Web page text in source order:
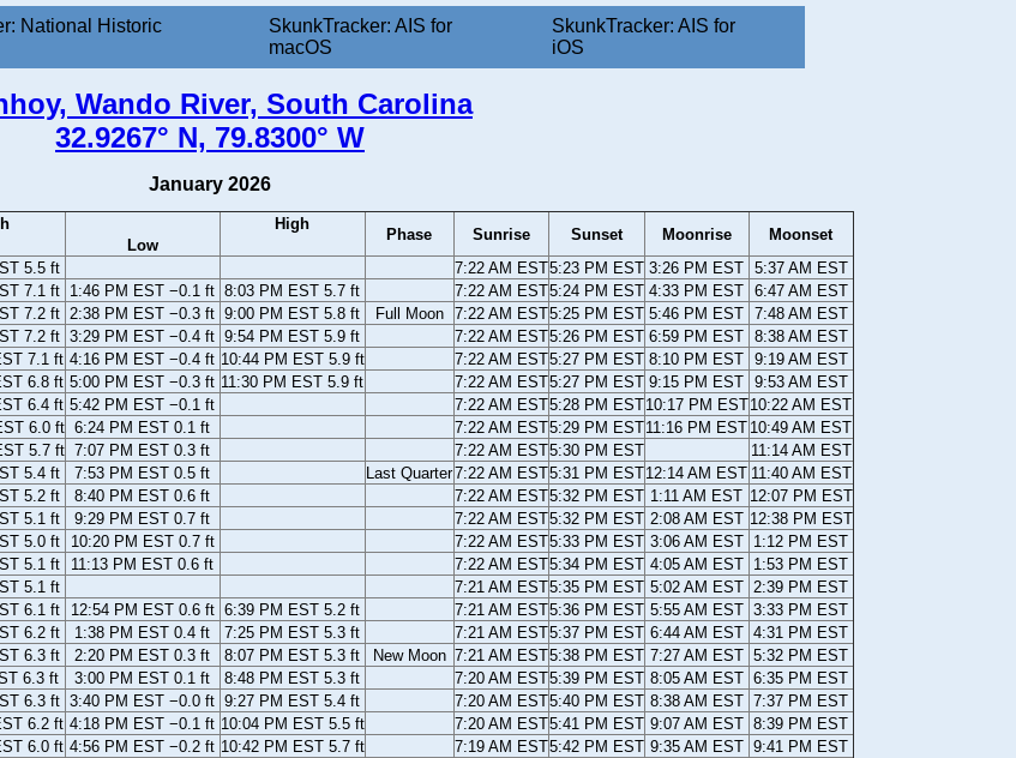
National Historic
SkunkTracker: AIS for
macOS
SkunkTracker: AIS for
iOS
Wando River, South Carolina
32.9267° N, 79.8300° W
January 2026
Low
High
Phase Sunrise Sunset Moonrise
Moonset
5.5 ft 7:22 AM EST5:23 PM EST 3:26 PM EST 5:37 AM EST
7.1 ft 1:46 PM EST −0.1 ft 8:03 PM EST 5.7 ft 7:22 AM EST5:24 PM EST 4:33 PM EST 6:47 AM EST
7.2 ft 2:38 PM EST −0.3 ft 9:00 PM EST 5.8 ft Full Moon 7:22 AM EST5:25 PM EST 5:46 PM EST 7:48 AM EST
7.2 ft 3:29 PM EST −0.4 ft 9:54 PM EST 5.9 ft 7:22 AM EST5:26 PM EST 6:59 PM EST 8:38 AM EST
7.1 ft 4:16 PM EST −0.4 ft 10:44 PM EST 5.9 ft 7:22 AM EST5:27 PM EST 8:10 PM EST 9:19 AM EST
6.8 ft 5:00 PM EST −0.3 ft 11:30 PM EST 5.9 ft 7:22 AM EST5:27 PM EST 9:15 PM EST 9:53 AM EST
6.4 ft 5:42 PM EST −0.1 ft 7:22 AM EST5:28 PM EST10:17 PM EST10:22 AM EST
6.0 ft 6:24 PM EST 0.1 ft 7:22 AM EST5:29 PM EST11:16 PM EST 10:49 AM EST
5.7 ft 7:07 PM EST 0.3 ft 7:22 AM EST5:30 PM EST
11:14 AM EST
5.4 ft 7:53 PM EST 0.5 ft Last Quarter7:22 AM EST5:31 PM EST12:14 AM EST 11:40 AM EST
5.2 ft 8:40 PM EST 0.6 ft 7:22 AM EST5:32 PM EST 1:11 AM EST 12:07 PM EST
5.1 ft 9:29 PM EST 0.7 ft 7:22 AM EST5:32 PM EST 2:08 AM EST 12:38 PM EST
5.0 ft 10:20 PM EST 0.7 ft 7:22 AM EST5:33 PM EST 3:06 AM EST
1:12 PM EST
5.1 ft 11:13 PM EST 0.6 ft 7:22 AM EST5:34 PM EST 4:05 AM EST
1:53 PM EST
5.1 ft 7:21 AM EST5:35 PM EST 5:02 AM EST 2:39 PM EST
6.1 ft 12:54 PM EST 0.6 ft 6:39 PM EST 5.2 ft 7:21 AM EST5:36 PM EST 5:55 AM EST 3:33 PM EST
6.2 ft 1:38 PM EST 0.4 ft 7:25 PM EST 5.3 ft 7:21 AM EST5:37 PM EST 6:44 AM EST 4:31 PM EST
6.3 ft 2:20 PM EST 0.3 ft 8:07 PM EST 5.3 ft New Moon 7:21 AM EST5:38 PM EST 7:27 AM EST 5:32 PM EST
6.3 ft 3:00 PM EST 0.1 ft 8:48 PM EST 5.3 ft 7:20 AM EST5:39 PM EST 8:05 AM EST 6:35 PM EST
6.3 ft 3:40 PM EST −0.0 ft 9:27 PM EST 5.4 ft 7:20 AM EST5:40 PM EST 8:38 AM EST 7:37 PM EST
6.2 ft 4:18 PM EST −0.1 ft 10:04 PM EST 5.5 ft 7:20 AM EST5:41 PM EST 9:07 AM EST 8:39 PM EST
6.0 ft 4:56 PM EST −0.2 ft 10:42 PM EST 5.7 ft 7:19 AM EST5:42 PM EST 9:35 AM EST 9:41 PM EST